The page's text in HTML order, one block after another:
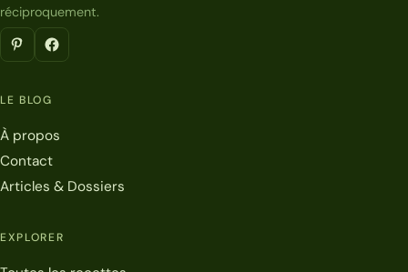
réciproquement.
LE BLOG
À propos
Contact
Articles & Dossiers
EXPLORER